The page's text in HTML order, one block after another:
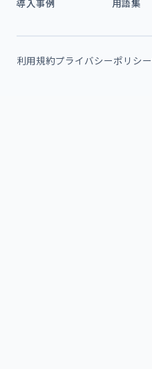
利用規約プライバシーポリシー